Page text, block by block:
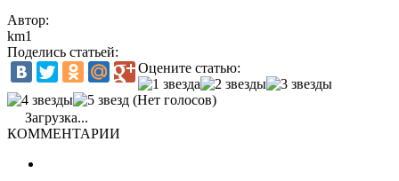
Автор:
km1
Поделись статьей:
Оцените статью:
(Нет голосов)
Загрузка...
КОММЕНТАРИИ